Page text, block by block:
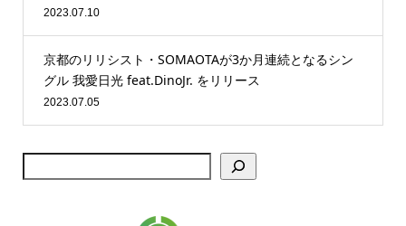
2023.07.10
京都のリリシスト・SOMAOTAが3か月連続となるシン
グル 我愛日光 feat.DinoJr. をリリース
2023.07.05